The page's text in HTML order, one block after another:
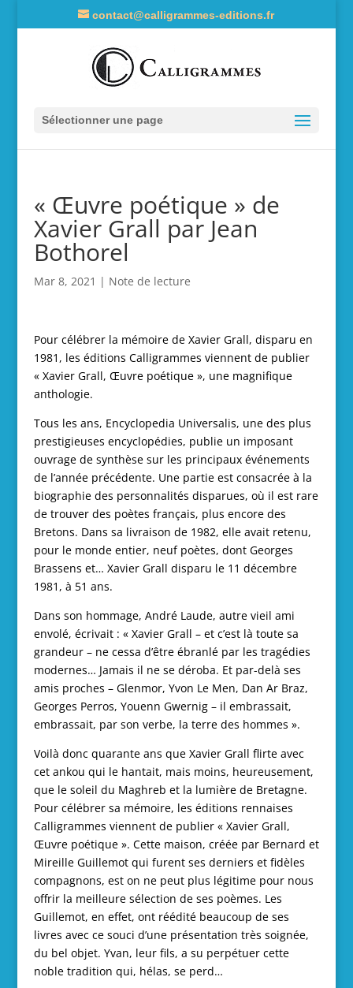
contact@calligrammes-editions.fr
Sélectionner une page
« Œuvre poétique » de
Xavier Grall par Jean
Bothorel
Mar 8, 2021 | Note de lecture
Pour célébrer la mémoire de Xavier Grall, disparu en
1981, les éditions Calligrammes viennent de publier
« Xavier Grall, Œuvre poétique », une magnifique
anthologie.
Tous les ans, Encyclopedia Universalis, une des plus
prestigieuses encyclopédies, publie un imposant
ouvrage de synthèse sur les principaux événements
de l’année précédente. Une partie est consacrée à la
biographie des personnalités disparues, où il est rare
de trouver des poètes français, plus encore des
Bretons. Dans sa livraison de 1982, elle avait retenu,
pour le monde entier, neuf poètes, dont Georges
Brassens et… Xavier Grall disparu le 11 décembre
1981, à 51 ans.
Dans son hommage, André Laude, autre vieil ami
envolé, écrivait : « Xavier Grall – et c’est là toute sa
grandeur – ne cessa d’être ébranlé par les tragédies
modernes… Jamais il ne se déroba. Et par-delà ses
amis proches – Glenmor, Yvon Le Men, Dan Ar Braz,
Georges Perros, Youenn Gwernig – il embrassait,
embrassait, par son verbe, la terre des hommes ».
Voilà donc quarante ans que Xavier Grall flirte avec
cet ankou qui le hantait, mais moins, heureusement,
que le soleil du Maghreb et la lumière de Bretagne.
Pour célébrer sa mémoire, les éditions rennaises
Calligrammes viennent de publier « Xavier Grall,
Œuvre poétique ». Cette maison, créée par Bernard et
Mireille Guillemot qui furent ses derniers et fidèles
compagnons, est on ne peut plus légitime pour nous
offrir la meilleure sélection de ses poèmes. Les
Guillemot, en effet, ont réédité beaucoup de ses
livres avec ce souci d’une présentation très soignée,
du bel objet. Yvan, leur fils, a su perpétuer cette
noble tradition qui, hélas, se perd…